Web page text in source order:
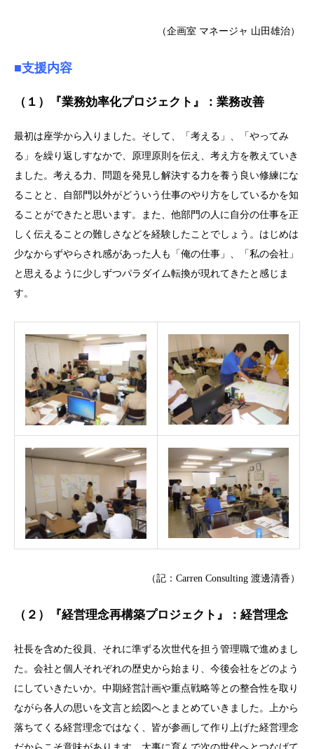
（企画室 マネージャ 山田雄治）
■支援内容
（１）『業務効率化プロジェクト』：業務改善
最初は座学から入りました。そして、「考える」、「やってみ
る」を繰り返しすなかで、原理原則を伝え、考え方を教えていき
ました。考える力、問題を発見し解決する力を養う良い修練にな
ることと、自部門以外がどういう仕事のやり方をしているかを知
ることができたと思います。また、他部門の人に自分の仕事を正
しく伝えることの難しさなどを経験したことでしょう。はじめは
少なからずやらされ感があった人も「俺の仕事」、「私の会社」
と思えるように少しずつパラダイム転換が現れてきたと感じま
す。
（記：Carren Consulting 渡邊清香）
（２）『経営理念再構築プロジェクト』：経営理念
社長を含めた役員、それに準ずる次世代を担う管理職で進めまし
た。会社と個人それぞれの歴史から始まり、今後会社をどのよう
にしていきたいか。中期経営計画や重点戦略等との整合性を取り
ながら各人の思いを文言と絵図へとまとめていきました。上から
落ちてくる経営理念ではなく、皆が参画して作り上げた経営理念